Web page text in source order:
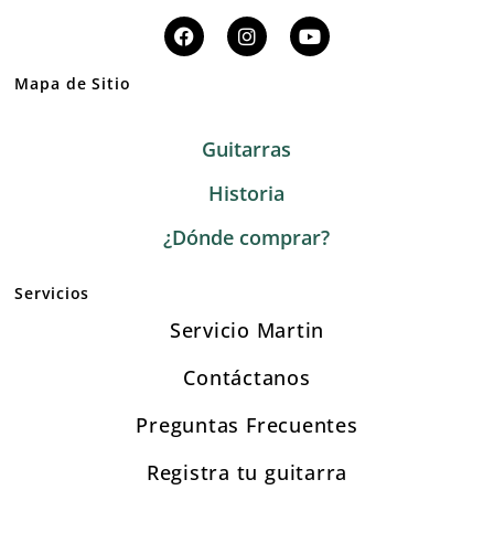
Mapa de Sitio
Guitarras
Historia
¿Dónde comprar?
Servicios
Servicio Martin
Contáctanos
Preguntas Frecuentes
Registra tu guitarra